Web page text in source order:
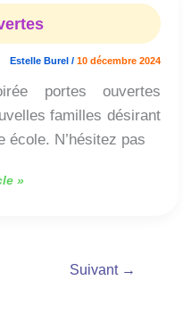
Estelle Burel / 10 décembre 2024
portes ouvertes
familles désirant
école. N’hésitez pas
»
Suivant →